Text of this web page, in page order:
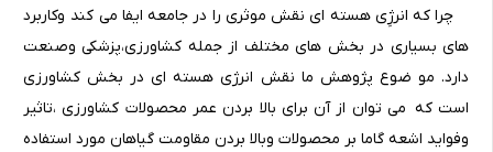
چرا که انرژِی هسته ای نقش موثری را در جامعه ایفا می کند وکاربرد
های بسیاری در بخش های مختلف از جمله کشاورزی،پزشکی وصنعت
دارد. مو ضوع پژوهش ما نقش انرژی هسته ای در بخش کشاورزی
است که می توان از آن برای بالا بردن عمر محصولات کشاورزی ،تاثیر
وفواید اشعه گاما بر محصولات وبالا بردن مقاومت گیاهان مورد استفاده